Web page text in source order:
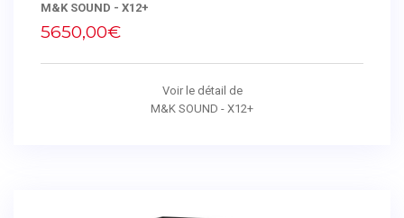
M&K SOUND - X12+
5650,00€
Voir le détail de
M&K SOUND - X12+